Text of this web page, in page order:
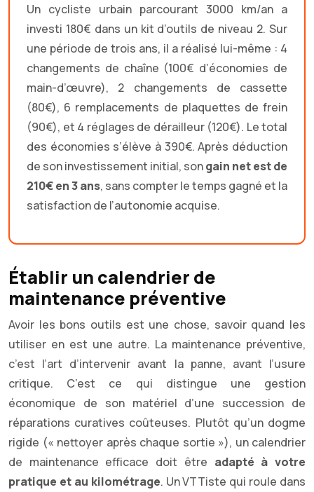
Un cycliste urbain parcourant 3000 km/an a
investi 180€ dans un kit d’outils de niveau 2. Sur
une période de trois ans, il a réalisé lui-même : 4
changements de chaîne (100€ d’économies de
main-d’œuvre), 2 changements de cassette
(80€), 6 remplacements de plaquettes de frein
(90€), et 4 réglages de dérailleur (120€). Le total
des économies s’élève à 390€. Après déduction
de son investissement initial, songain net est de
210€ en 3 ans, sans compter le temps gagné et la
satisfaction de l’autonomie acquise.
Établir un calendrier de
maintenance préventive
Avoir les bons outils est une chose, savoir quand les
utiliser en est une autre. La maintenance préventive,
c’est l’art d’intervenir avant la panne, avant l’usure
critique. C’est ce qui distingue une gestion
économique de son matériel d’une succession de
réparations curatives coûteuses. Plutôt qu’un dogme
rigide (« nettoyer après chaque sortie »), un calendrier
de maintenance efficace doit être adapté à votre
pratique et au kilométrage. Un VTTiste qui roule dans